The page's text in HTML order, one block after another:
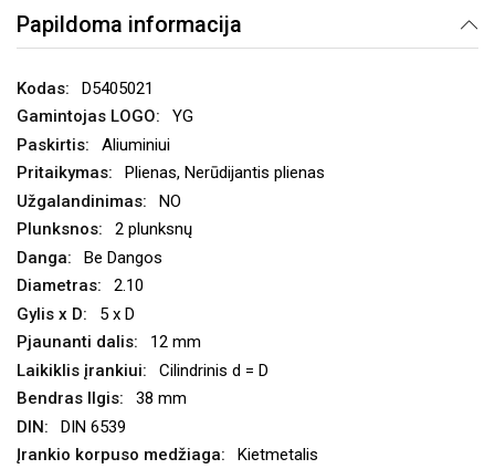
Papildoma informacija
D5405021
YG
Aliuminiui
Plienas, Nerūdijantis plienas
NO
2 plunksnų
Be Dangos
2.10
5 x D
12 mm
Cilindrinis d = D
38 mm
DIN 6539
Kietmetalis